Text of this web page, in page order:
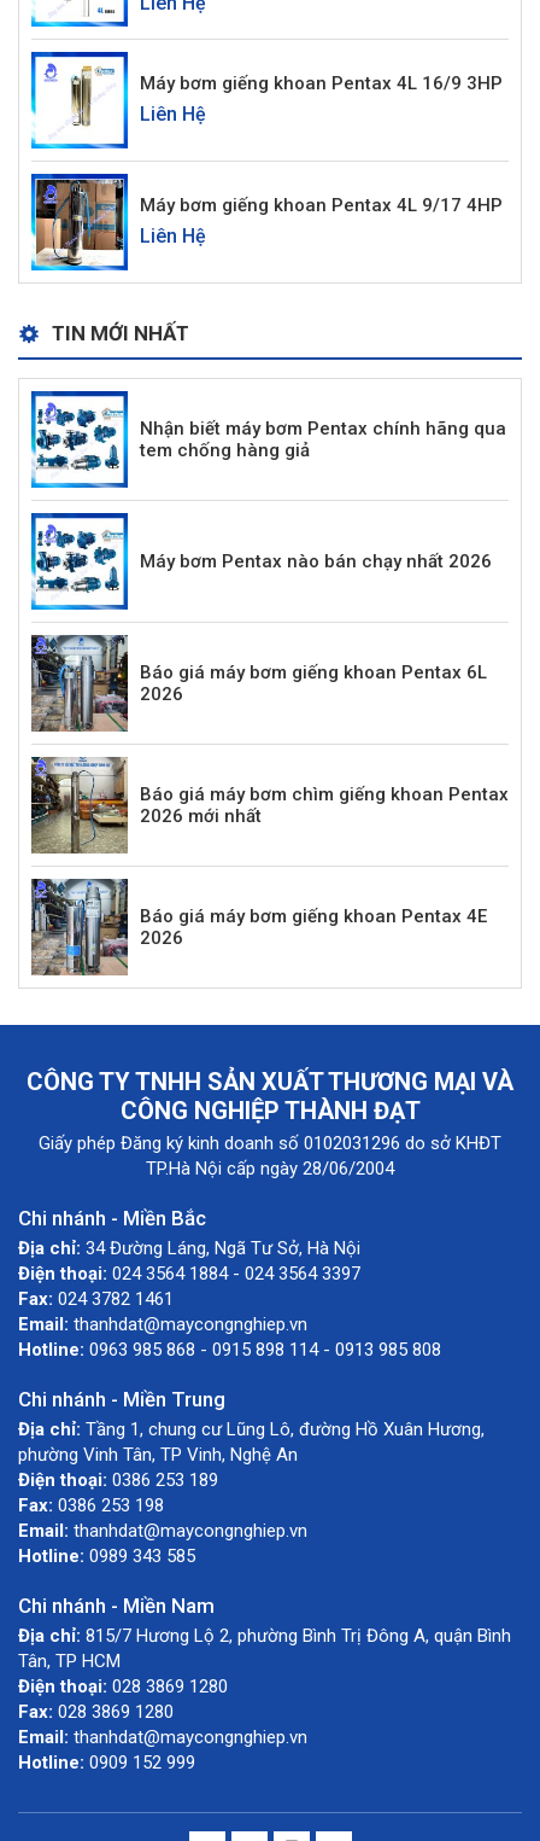
Máy bơm giếng khoan Pentax 4L 16/9 3HP
Liên Hệ
Máy bơm giếng khoan Pentax 4L 9/17 4HP
Liên Hệ
TIN MỚI NHẤT
Nhận biết máy bơm Pentax chính hãng qua
tem chống hàng giả
Máy bơm Pentax nào bán chạy nhất 2026
Báo giá máy bơm giếng khoan Pentax 6L
2026
Báo giá máy bơm chìm giếng khoan Pentax
2026 mới nhất
Báo giá máy bơm giếng khoan Pentax 4E
2026
CÔNG TY TNHH SẢN XUẤT THƯƠNG MẠI VÀ
CÔNG NGHIỆP THÀNH ĐẠT
Giấy phép Đăng ký kinh doanh số 0102031296 do sở KHĐT
TP.Hà Nội cấp ngày 28/06/2004
Chi nhánh - Miền Bắc
Địa chỉ: 34 Đường Láng, Ngã Tư Sở, Hà Nội
Điện thoại: 024 3564 1884 - 024 3564 3397
Fax: 024 3782 1461
Email: thanhdat@maycongnghiep.vn
Hotline: 0963 985 868 - 0915 898 114 - 0913 985 808
Chi nhánh - Miền Trung
Địa chỉ: Tầng 1, chung cư Lũng Lô, đường Hồ Xuân Hương,
phường Vinh Tân, TP Vinh, Nghệ An
Điện thoại: 0386 253 189
Fax: 0386 253 198
Email: thanhdat@maycongnghiep.vn
Hotline: 0989 343 585
Chi nhánh - Miền Nam
Địa chỉ: 815/7 Hương Lộ 2, phường Bình Trị Đông A, quận Bình
Tân, TP HCM
Điện thoại: 028 3869 1280
Fax: 028 3869 1280
Email: thanhdat@maycongnghiep.vn
Hotline: 0909 152 999